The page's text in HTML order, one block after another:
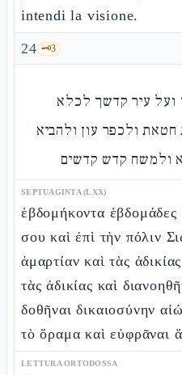
intendi la visione.
24 🗝️3
ועל עיר קדשך לכלא
ולכפר עון ולהביא
ולמשח קדש קדשים
SEPTUAGINTA (LXX)
ἑβδομήκοντα ἑβδομάδες
σου καὶ ἐπὶ τὴν πόλιν
ἁμαρτίαν καὶ τὰς
τὰς ἀδικίας καὶ
δοθῆναι δικαιοσύνην
τὸ ὅραμα καὶ εὐφρᾶναι
LETTURA ORTODOSSA